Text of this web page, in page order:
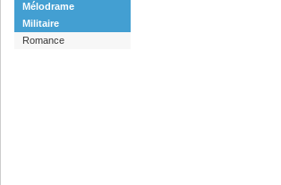
Mélodrame
Militaire
Romance